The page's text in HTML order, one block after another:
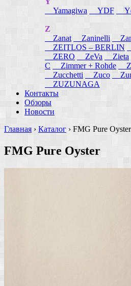
Yamagiwa
YDF
Z
Zanat
Zaninelli
ZEITLOS – BERLIN
ZERO
ZeVa Zieta
C
Zimmer + Rohde
Zucchetti
Zuco
ZUZUNAGA
Контакты
Обзоры
Новости
Главная › Каталог › FMG Pure Oyster
FMG Pure Oyster